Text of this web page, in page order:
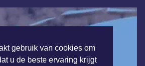
gebruik van cookies om
u de beste ervaring krijgt